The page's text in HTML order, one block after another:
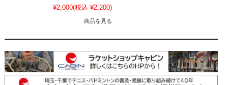
¥2,000(税込 ¥2,200)
商品を見る